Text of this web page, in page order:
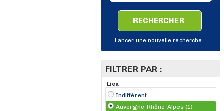
RECHERCHER
Lancer une nouvelle recherche
FILTRER PAR :
Lieu
Indifférent
Auvergne-Rhône-Alpes (1)